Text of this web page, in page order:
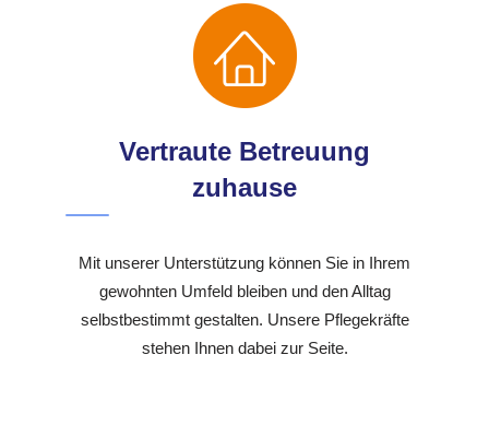
Vertraute Betreuung
zuhause
Mit unserer Unterstützung können Sie in Ihrem
gewohnten Umfeld bleiben und den Alltag
selbstbestimmt gestalten. Unsere Pflegekräfte
stehen Ihnen dabei zur Seite.